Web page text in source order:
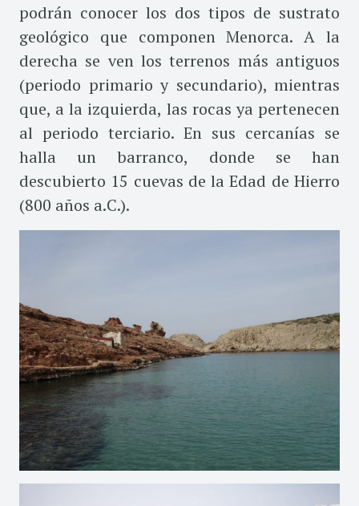
podrán conocer los dos tipos de sustrato
geológico que componen Menorca. A la
derecha se ven los terrenos más antiguos
(periodo primario y secundario), mientras
que, a la izquierda, las rocas ya pertenecen
al periodo terciario. En sus cercanías se
halla un barranco, donde se han
descubierto 15 cuevas de la Edad de Hierro
(800 años a.C.).